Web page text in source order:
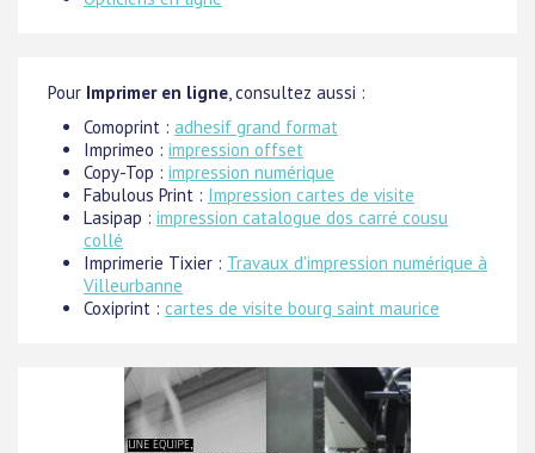
Pour Imprimer en ligne , consultez aussi :
Comoprint : adhesif grand format
Imprimeo : impression offset
Copy-Top : impression numérique
Fabulous Print : Impression cartes de visite
Lasipap : impression catalogue dos carré cousu
collé
Imprimerie Tixier : Travaux d'impression numérique à
Villeurbanne
Coxiprint : cartes de visite bourg saint maurice